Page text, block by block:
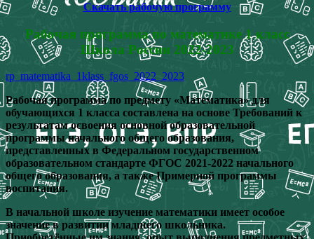
Скачать рабочую программу
Рабочая программа по математике 1 класс
Школа России 2022-2023
rp_matematika_1klass_fgos_2022_2023
Рабочая программа по предмету «Математика» для
обучающихся 1 класса составлена на основе Требований к
результатам освоения основной образовательной
программы начального общего образования,
представленных в Федеральном государственном
образовательном стандарте ФГОС 2021-2022 начального
общего образования, а также Примерной программы
воспитания.
В начальной школе изучение математики имеет особое
значение в развитии младшего школьника.